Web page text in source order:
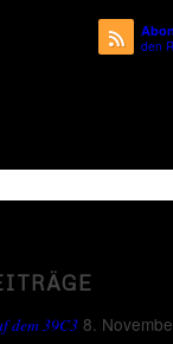
den
dem 39C3 8.